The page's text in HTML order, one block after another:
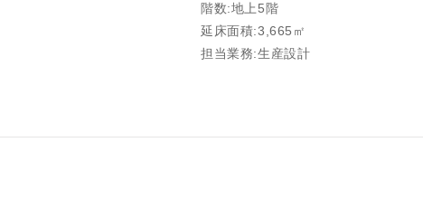
階数:地上5階
延床面積:3,665㎡
担当業務:生産設計